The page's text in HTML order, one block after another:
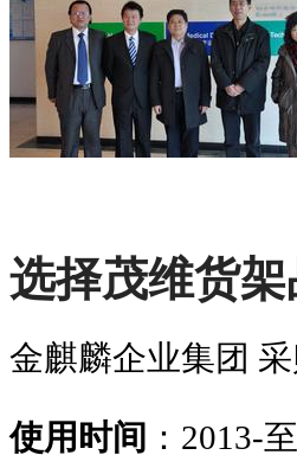
选择茂维货
金麒麟企业集团
使用时间 ：2013-